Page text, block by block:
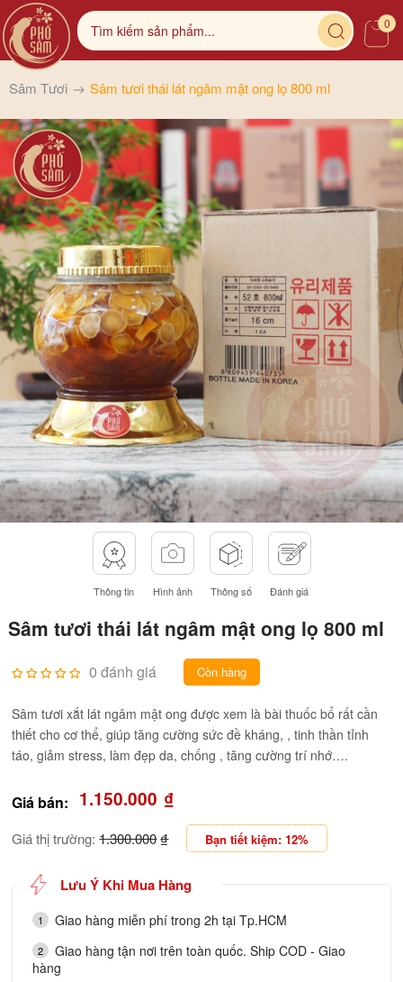
0
Sâm Tươi Sâm tươi thái lát ngâm mật ong lọ 800 ml
Thông tin Hình ảnh Thông số Đánh giá
Sâm tươi thái lát ngâm mật ong lọ 800 ml
0 đánh giá Còn hàng
Sâm tươi xắt lát ngâm mật ong được xem là bài thuốc bổ rất cần
thiết cho cơ thể, giúp tăng cường sức đề kháng, , tinh thần tỉnh
táo, giảm stress, làm đẹp da, chống , tăng cường trí nhớ….
Giá bán: 1.150.000 ₫
Giá thị trường: 1.300.000₫ Bạn tiết kiệm: 12%
Lưu Ý Khi Mua Hàng
1 Giao hàng miễn phí trong 2h tại Tp.HCM
2
Giao hàng tận nơi trên toàn quốc. Ship COD - Giao
hàng